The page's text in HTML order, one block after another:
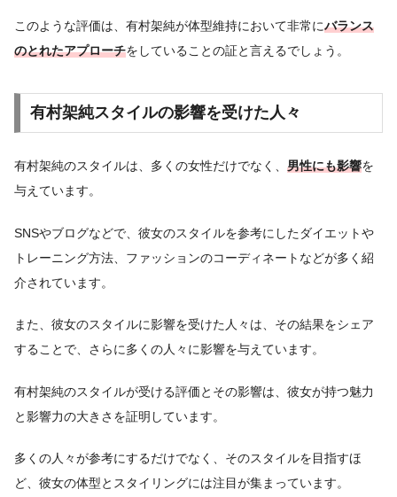
このような評価は、有村架純が体型維持において非常にバランス
のとれたアプローチをしていることの証と言えるでしょう。
有村架純スタイルの影響を受けた人々
有村架純のスタイルは、多くの女性だけでなく、 男性にも影響を
与えています。
SNSやブログなどで、彼女のスタイルを参考にしたダイエットや
トレーニング方法、ファッションのコーディネートなどが多く紹
介されています。
また、彼女のスタイルに影響を受けた人々は、その結果をシェア
することで、さらに多くの人々に影響を与えています。
有村架純のスタイルが受ける評価とその影響は、彼女が持つ魅力
と影響力の大きさを証明しています。
多くの人々が参考にするだけでなく、そのスタイルを目指すほ
ど、彼女の体型とスタイリングには注目が集まっています。